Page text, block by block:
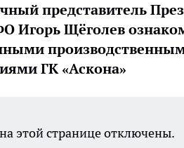
представитель
Игорь Щёголев
ГК «Аскона»
этой странице отключены.